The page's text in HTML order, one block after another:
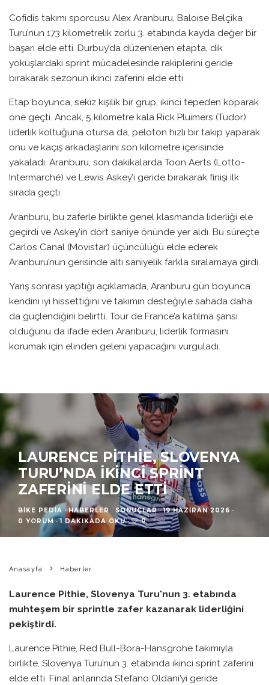
Cofidis takımı sporcusu Alex Aranburu, Baloise Belçika
Turu’nun 173 kilometrelik zorlu 3. etabında kayda değer bir
başarı elde etti. Durbuy’da düzenlenen etapta, dik
yokuşlardaki sprint mücadelesinde rakiplerini geride
bırakarak sezonun ikinci zaferini elde etti.
Etap boyunca, sekiz kişilik bir grup, ikinci tepeden koparak
öne geçti. Ancak, 5 kilometre kala Rick Pluimers (Tudor)
liderlik koltuğuna otursa da, peloton hızlı bir takip yaparak
onu ve kaçış arkadaşlarını son kilometre içerisinde
yakaladı. Aranburu, son dakikalarda Toon Aerts (Lotto-
Intermarché) ve Lewis Askey’i geride bırakarak finişi ilk
sırada geçti.
Aranburu, bu zaferle birlikte genel klasmanda liderliği ele
geçirdi ve Askey’in dört saniye önünde yer aldı. Bu süreçte
Carlos Canal (Movistar) üçüncülüğü elde ederek
Aranburu’nun gerisinde altı saniyelik farkla sıralamaya girdi.
Yarış sonrası yaptığı açıklamada, Aranburu gün boyunca
kendini iyi hissettiğini ve takımın desteğiyle sahada daha
da güçlendiğini belirtti. Tour de France’a katılma şansı
olduğunu da ifade eden Aranburu, liderlik formasını
korumak için elinden geleni yapacağını vurguladı.
LAURENCE PITHIE, SLOVENYA
TURU’NDA İKINCI SPRINT
ZAFERINI ELDE ETTI
BIKE PEDIA · HABERLER SONUÇLAR · 19 HAZIRAN 2026 ·
0 YORUM · 1 DAKIKADA OKU · 0
Anasayfa Haberler
Laurence Pithie, Slovenya Turu'nun 3. etabında
muhteşem bir sprintle zafer kazanarak liderliğini
pekiştirdi.
Laurence Pithie, Red Bull-Bora-Hansgrohe takımıyla
birlikte, Slovenya Turu’nun 3. etabında ikinci sprint zaferini
elde etti. Final anlarında Stefano Oldani’yi geride